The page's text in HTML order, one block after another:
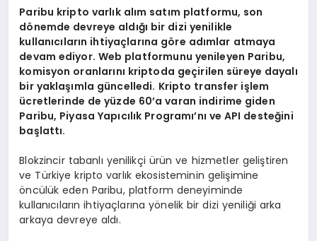
Paribu kripto varlık alım satım platformu, son
dönemde devreye aldığı bir dizi yenilikle
kullanıcıların ihtiyaçlarına göre adımlar atmaya
devam ediyor. Web platformunu yenileyen Paribu,
komisyon oranlarını kriptoda geçirilen süreye dayalı
bir yaklaşımla güncelledi. Kripto transfer işlem
ücretlerinde de yüzde 60’a varan indirime giden
Paribu, Piyasa Yapıcılık Programı’nı ve API desteğini
başlattı.
Blokzincir tabanlı yenilikçi ürün ve hizmetler geliştiren
ve Türkiye kripto varlık ekosisteminin gelişimine
öncülük eden Paribu, platform deneyiminde
kullanıcıların ihtiyaçlarına yönelik bir dizi yeniliği arka
arkaya devreye aldı.